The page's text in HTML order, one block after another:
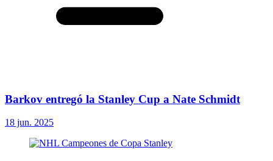
Barkov entregó la Stanley Cup a Nate Schmidt
18 jun. 2025